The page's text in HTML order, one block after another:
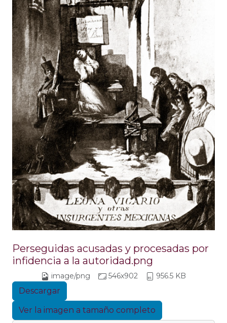
Perseguidas acusadas y procesadas por
infidencia a la autoridad.png
image/png 546x902 956.5 KB
Descargar
Ver la imagen a tamaño completo